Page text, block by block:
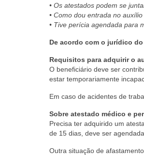
• Os atestados podem se
• Como dou entrada no
• Tive perícia agendada para
De acordo com o jurídico
Requisitos para adquirir o
O beneficiário deve ser
estar temporariamente
Em caso de acidentes de
Sobre atestado médico e
Precisa ter adquirido um
de 15 dias, deve ser
Outra situação de